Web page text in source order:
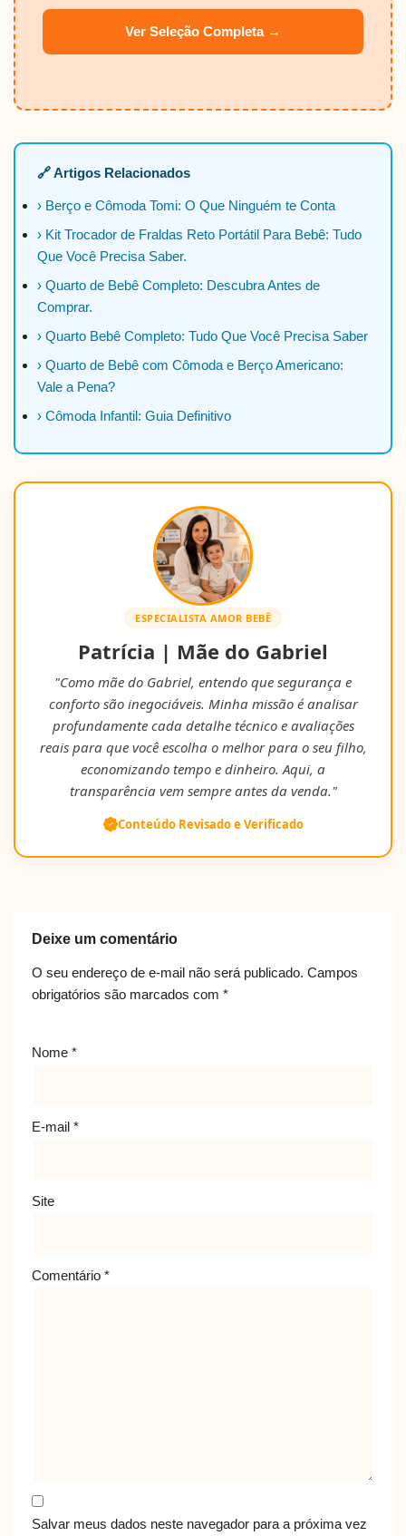
Ver Seleção Completa →
🔗 Artigos Relacionados
› Berço e Cômoda Tomi: O Que Ninguém te Conta
› Kit Trocador de Fraldas Reto Portátil Para Bebê: Tudo
Que Você Precisa Saber.
› Quarto de Bebê Completo: Descubra Antes de
Comprar.
› Quarto Bebê Completo: Tudo Que Você Precisa Saber
› Quarto de Bebê com Cômoda e Berço Americano:
Vale a Pena?
› Cômoda Infantil: Guia Definitivo
ESPECIALISTA AMOR BEBÊ
Patrícia | Mãe do Gabriel
"Como mãe do Gabriel, entendo que segurança e
conforto são inegociáveis. Minha missão é analisar
profundamente cada detalhe técnico e avaliações
reais para que você escolha o melhor para o seu filho,
economizando tempo e dinheiro. Aqui, a
transparência vem sempre antes da venda."
Conteúdo Revisado e Verificado
Deixe um comentário
O seu endereço de e-mail não será publicado. Campos
obrigatórios são marcados com *
Nome *
E-mail *
Site
Comentário *
Salvar meus dados neste navegador para a próxima vez